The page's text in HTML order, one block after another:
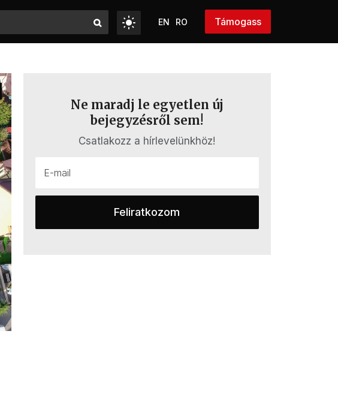
EN RO Támogass
Ne maradj le egyetlen új
bejegyzésről sem!
Csatlakozz a hírlevelünkhöz!